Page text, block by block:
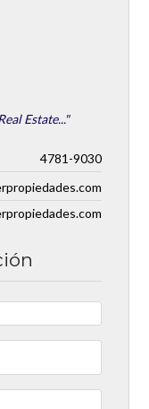
Estate..."
4781-9030